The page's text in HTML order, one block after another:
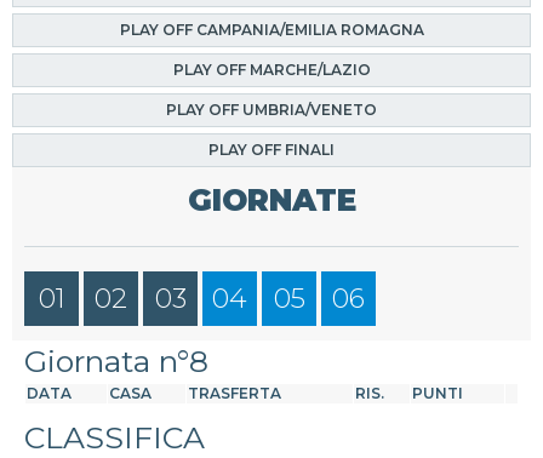
PLAY OFF CAMPANIA/EMILIA ROMAGNA
PLAY OFF MARCHE/LAZIO
PLAY OFF UMBRIA/VENETO
PLAY OFF FINALI
GIORNATE
01 02 03 04 05 06
Giornata n°8
DATA CASA TRASFERTA RIS. PUNTI
CLASSIFICA